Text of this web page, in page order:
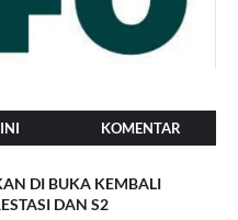
KOMENTAR
DI BUKA KEMBALI
DAN S2